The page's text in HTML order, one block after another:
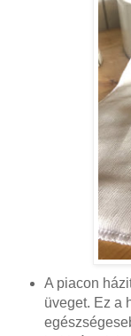
A piacon
üveget. Ez a